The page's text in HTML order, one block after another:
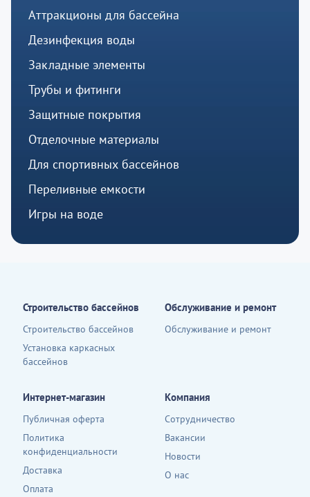
Аттракционы для бассейна
Дезинфекция воды
Закладные элементы
Трубы и фитинги
Защитные покрытия
Отделочные материалы
Для спортивных бассейнов
Переливные емкости
Игры на воде
Строительство бассейнов
Строительство бассейнов
Установка каркасных
бассейнов
Обслуживание и ремонт
Обслуживание и ремонт
Интернет-магазин
Публичная оферта
Политика
конфиденциальности
Доставка
Оплата
Компания
Сотрудничество
Вакансии
Новости
О нас